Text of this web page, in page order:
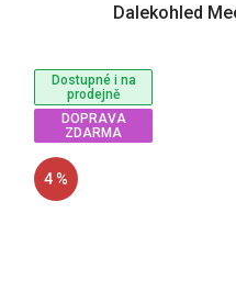
Dostupné i na
prodejně
DOPRAVA
ZDARMA
4 %
Dalekohled